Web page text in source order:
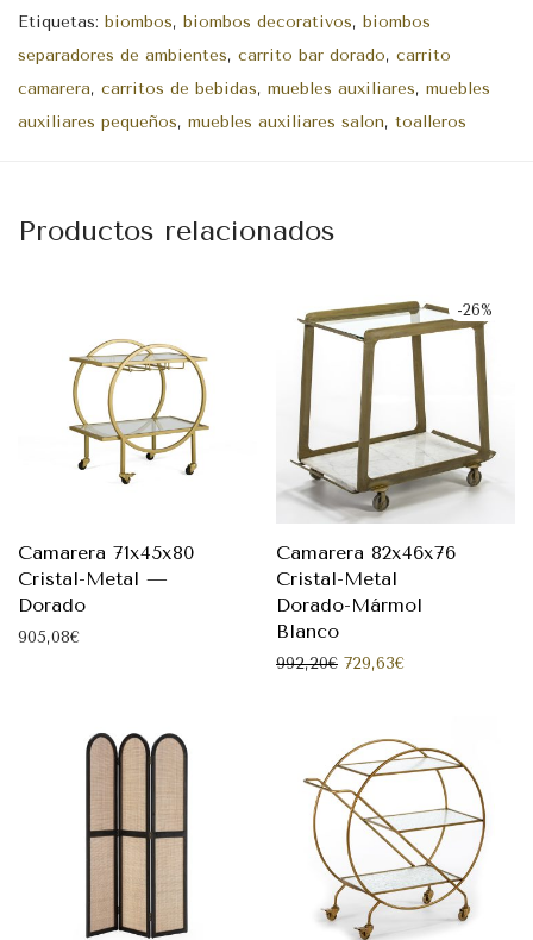
Etiquetas: biombos, biombos decorativos, biombos
separadores de ambientes, carrito bar dorado, carrito
camarera, carritos de bebidas, muebles auxiliares, muebles
auxiliares pequeños, muebles auxiliares salon, toalleros
Productos relacionados
Camarera 71x45x80
Cristal-Metal —
Dorado
905,08€
-26%
Camarera 82x46x76
Cristal-Metal
Dorado-Mármol
Blanco
992,20€ El precio original era:
729,63€El precio actual